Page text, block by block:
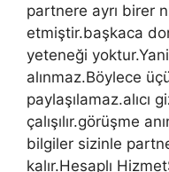
partnere ayrı birer
etmiştir.başkaca
yeteneği yoktur.Yani
alınmaz.Böylece
paylaşılamaz.alıcı
çalışılır.görüşme
bilgiler sizinle
kalır.Hesaplı